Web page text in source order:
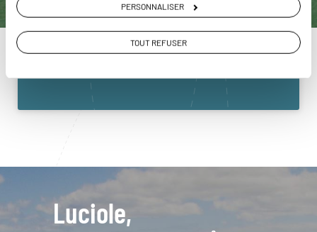
PERSONNALISER
TOUT REFUSER
Maurice
01 86 95 65 41
Luciole,